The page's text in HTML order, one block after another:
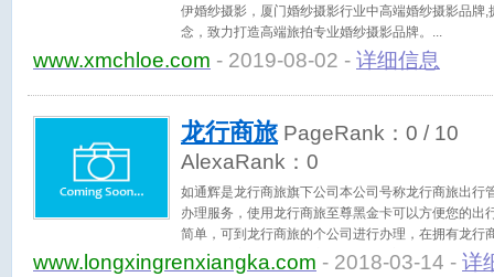
伊婚纱摄影，厦门婚纱摄影行业中高端婚纱摄影品牌
念，致力打造高端旅拍专业婚纱摄影品牌。
www.xmchloe.com - 2019-08-02 - 详细信息
龙行商旅 PageRank： 0 / 10
AlexaRank： 0
如通辉是龙行商旅旗下公司本公司号称龙行商旅出行
办理服务，使用龙行商旅至尊黑金卡可以方便您的出
简单，可到龙行商旅的个公司进行办理，在拥有龙行
旅出行管家软件，更加方便快捷。欢迎拨打如通辉热
www.longxingrenxiangka.com - 2018-03-14 - 详